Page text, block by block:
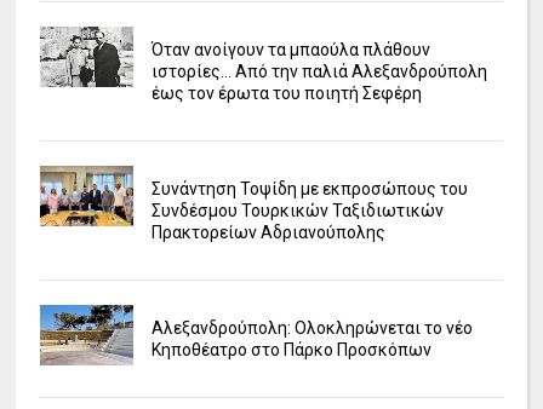
Όταν ανοίγουν τα μπαούλα πλάθουν
ιστορίες... Από την παλιά Αλεξανδρούπολη
έως τον έρωτα του ποιητή Σεφέρη
Συνάντηση Τοψίδη με εκπροσώπους του
Συνδέσμου Τουρκικών Ταξιδιωτικών
Πρακτορείων Αδριανούπολης
Αλεξανδρούπολη: Ολοκληρώνεται το νέο
Κηποθέατρο στο Πάρκο Προσκόπων